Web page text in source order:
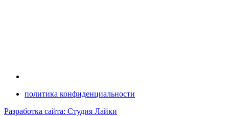
политика конфиденциальности
Разработка сайта: Студия Лайки